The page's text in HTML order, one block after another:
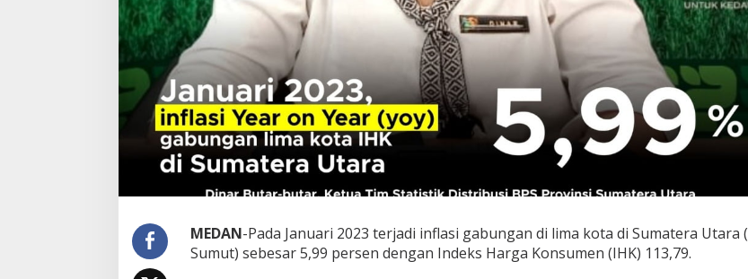
n
e
a
n
T
e
r
e
d
h
MEDAN-Pada Januari 2023 terjadi inflasi gabungan di lima kota di Sumatera Utara (
Sumut) sebesar 5,99 persen dengan Indeks Harga Konsumen (IHK) 113,79.